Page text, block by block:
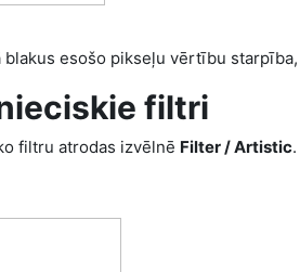
blakus esošo pikseļu vērtību
filtri
filtru atrodas izvēlnē Filter / Artistic